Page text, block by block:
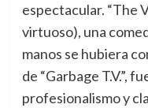
espectacular. “The
virtuoso), una
manos se hubiera
de “Garbage T.V.”,
profesionalismo y